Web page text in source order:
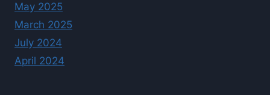
May 2025
March 2025
July 2024
April 2024